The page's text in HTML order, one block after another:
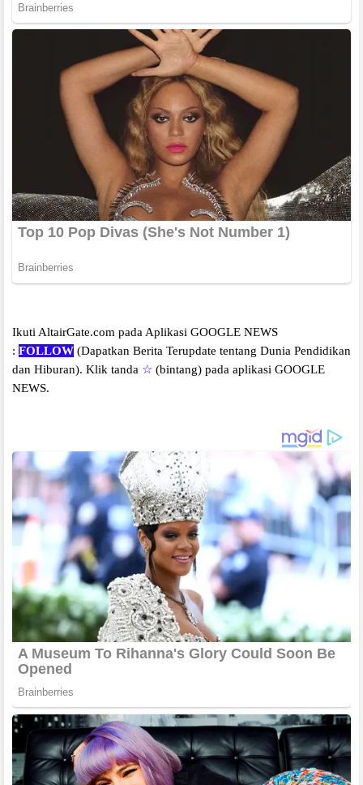
Ikuti AltairGate.com pada Aplikasi GOOGLE NEWS
: FOLLOW (Dapatkan Berita Terupdate tentang Dunia Pendidikan
dan Hiburan). Klik tanda ☆ (bintang) pada aplikasi GOOGLE
NEWS.